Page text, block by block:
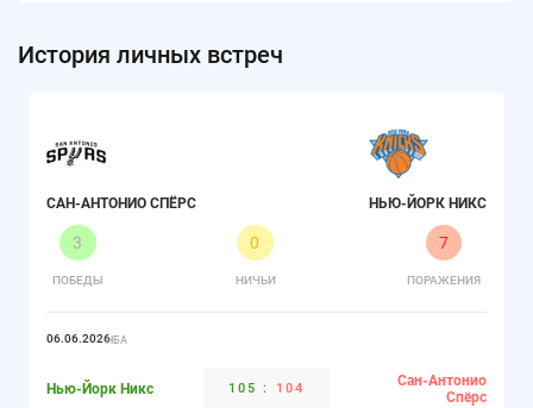
История личных встреч
САН-АНТОНИО СПЁРС
3
ПОБЕДЫ
0
НИЧЬИ
7
ПОРАЖЕНИЯ
НЬЮ-ЙОРК НИКС
06.06.2026НБА
Нью-Йорк Никс 105 : 104
Сан-Антонио
Спёрс